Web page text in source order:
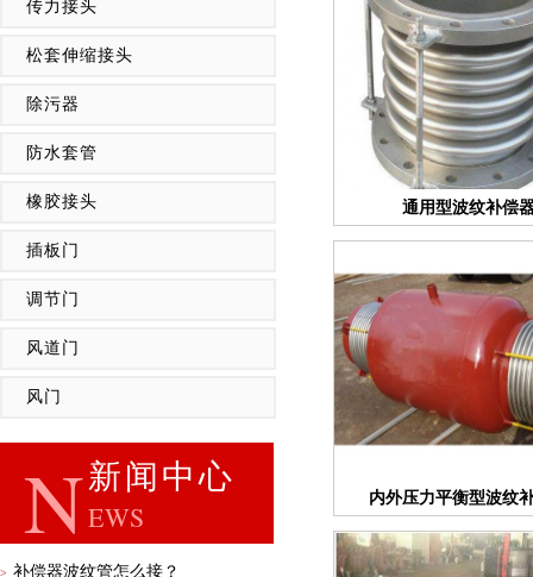
传力接头
松套伸缩接头
除污器
防水套管
橡胶接头
插板门
调节门
风道门
风门
N新闻中心
EWS
> 补偿器波纹管怎么接？
通用型波纹补偿
内外压力平衡型波纹